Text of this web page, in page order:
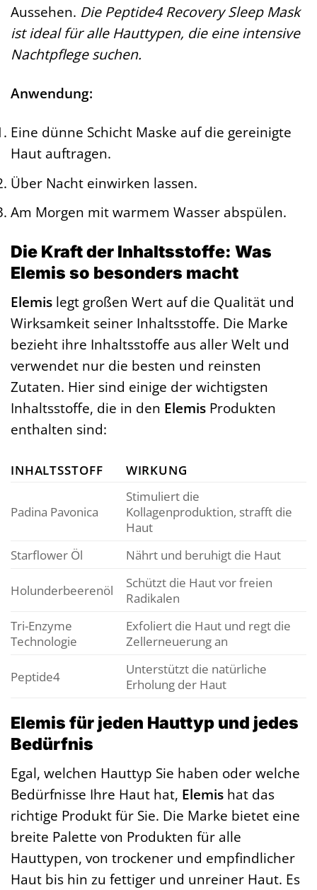
Aussehen. Die Peptide4 Recovery Sleep Mask
ist ideal für alle Hauttypen, die eine intensive
Nachtpflege suchen.
Anwendung:
Eine dünne Schicht Maske auf die gereinigte
Haut auftragen.
Über Nacht einwirken lassen.
Am Morgen mit warmem Wasser abspülen.
Die Kraft der Inhaltsstoffe: Was
Elemis so besonders macht
Elemis legt großen Wert auf die Qualität und
Wirksamkeit seiner Inhaltsstoffe. Die Marke
bezieht ihre Inhaltsstoffe aus aller Welt und
verwendet nur die besten und reinsten
Zutaten. Hier sind einige der wichtigsten
Inhaltsstoffe, die in den Elemis Produkten
enthalten sind:
INHALTSSTOFF WIRKUNG
Padina Pavonica
Stimuliert die
Kollagenproduktion, strafft die
Haut
Starflower Öl
Nährt und beruhigt die Haut
Holunderbeerenöl
Schützt die Haut vor freien
Radikalen
Tri-Enzyme
Technologie
Exfoliert die Haut und regt die
Zellerneuerung an
Peptide4
Unterstützt die natürliche
Erholung der Haut
Elemis für jeden Hauttyp und jedes
Bedürfnis
Egal, welchen Hauttyp Sie haben oder welche
Bedürfnisse Ihre Haut hat, Elemis hat das
richtige Produkt für Sie. Die Marke bietet eine
breite Palette von Produkten für alle
Hauttypen, von trockener und empfindlicher
Haut bis hin zu fettiger und unreiner Haut. Es